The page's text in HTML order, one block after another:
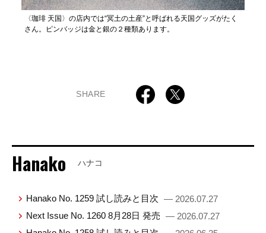
〈珈琲 天国〉の店内では“冥土の土産”と呼ばれる天国グッズがたく
さん。ピンバッジは金と銀の２種類あります。
SHARE
Hanako ハナコ
Hanako No. 1259 試し読みと目次 — 2026.07.27
Next Issue No. 1260 8月28日 発売 — 2026.07.27